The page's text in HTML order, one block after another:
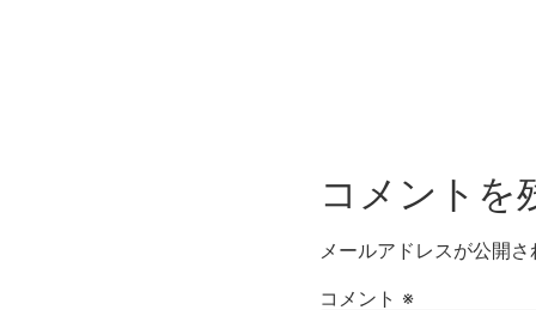
コメントを
メールアドレスが公開さ
コメント ※